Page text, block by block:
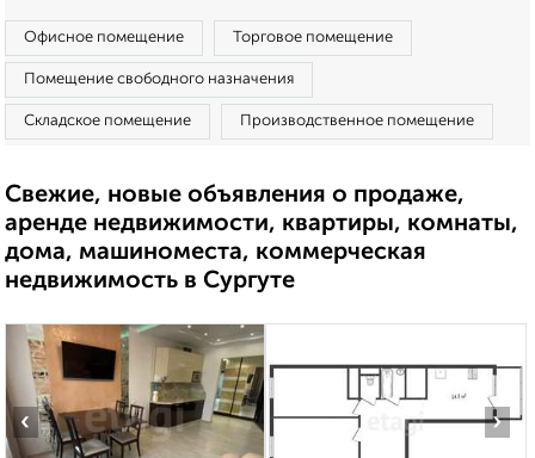
Офисное помещение Торговое помещение
Помещение свободного назначения
Складское помещение Производственное помещение
Свежие, новые объявления о продаже,
аренде недвижимости, квартиры, комнаты,
дома, машиноместа, коммерческая
недвижимость в Сургуте
‹ ›